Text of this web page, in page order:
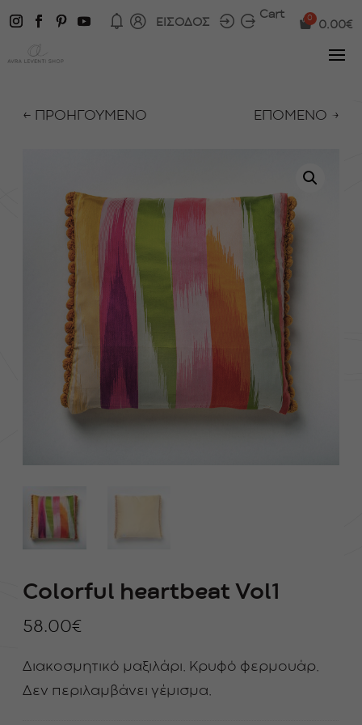
ΕΙΣΟΔΟΣ
Cart
0.00€
← ΠΡΟΗΓΟΥΜΕΝΟ ΕΠΟΜΕΝΟ →
Colorful heartbeat Vol1
58.00€
Διακοσμητικό μαξιλάρι. Κρυφό φερμουάρ.
Δεν περιλαμβάνει γέμισμα.